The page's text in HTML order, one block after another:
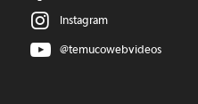
Instagram
@temucowebvideos